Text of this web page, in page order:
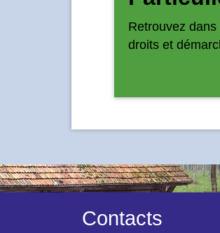
Retrouvez
droits et
Contacts